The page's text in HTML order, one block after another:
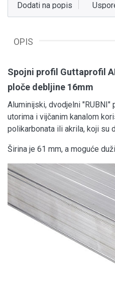
Dodati na popis
OPIS
Spojni profil Guttaprofil
ploče debljine 16mm
Aluminijski, dvodjelni
utorima i vijčanim kanalom
polikarbonata ili akrila, koji su
Širina je 61 mm, a moguće